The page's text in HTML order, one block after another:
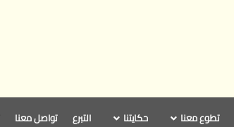
تطوع معنا حكايتنا التبرع تواصل معنا